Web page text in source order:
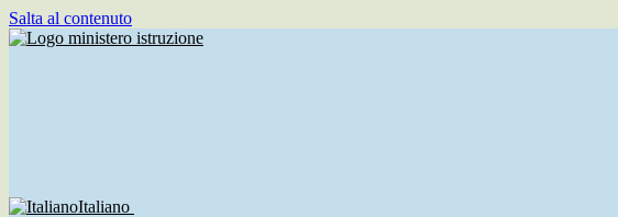
Salta al contenuto
Italiano